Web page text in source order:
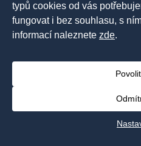
Mapa
typů cookies od vás
fungovat i bez souhlasu, s
informací naleznete zde.